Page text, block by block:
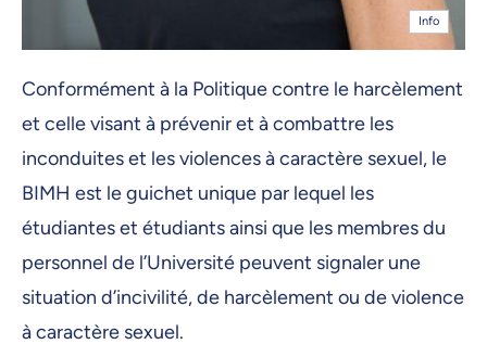
Info
Conformément à la Politique contre le harcèlement
et celle visant à prévenir et à combattre les
inconduites et les violences à caractère sexuel, le
BIMH est le guichet unique par lequel les
étudiantes et étudiants ainsi que les membres du
personnel de l’Université peuvent signaler une
situation d’incivilité, de harcèlement ou de violence
à caractère sexuel.